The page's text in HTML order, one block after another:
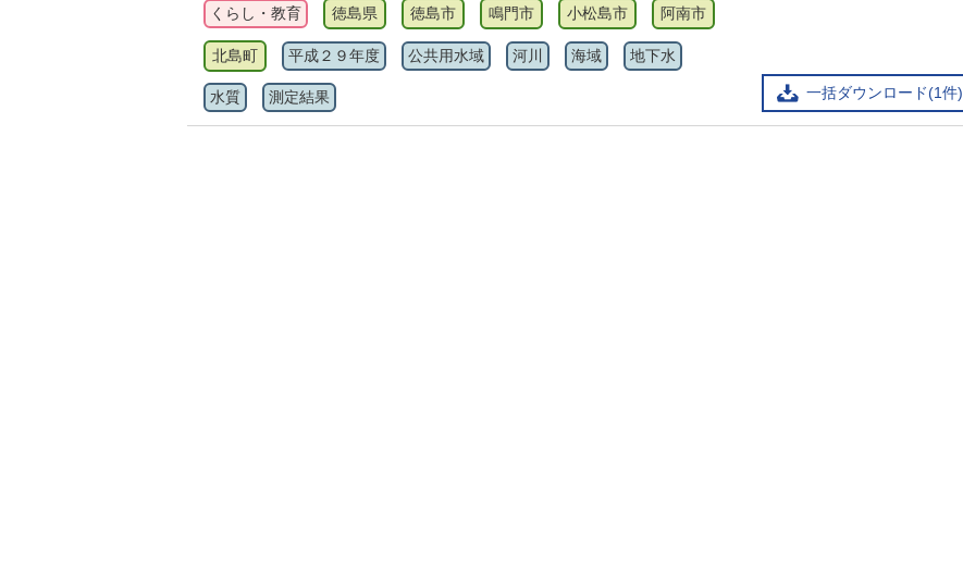
一括ダウンロード(1件)
くらし・教育 徳島県 徳島市 鳴門市 小松島市 阿南市
北島町 平成２９年度 公共用水域 河川 海域 地下水
水質 測定結果